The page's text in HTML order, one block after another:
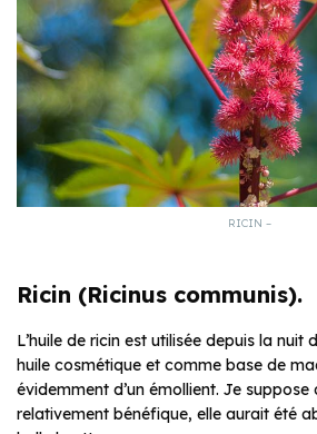
RICIN –
Ricin (Ricinus communis).
L’huile de ricin est utilisée depuis la nuit
huile cosmétique et comme base de
évidemment d’un émollient. Je suppose
relativement bénéfique, elle aurait été